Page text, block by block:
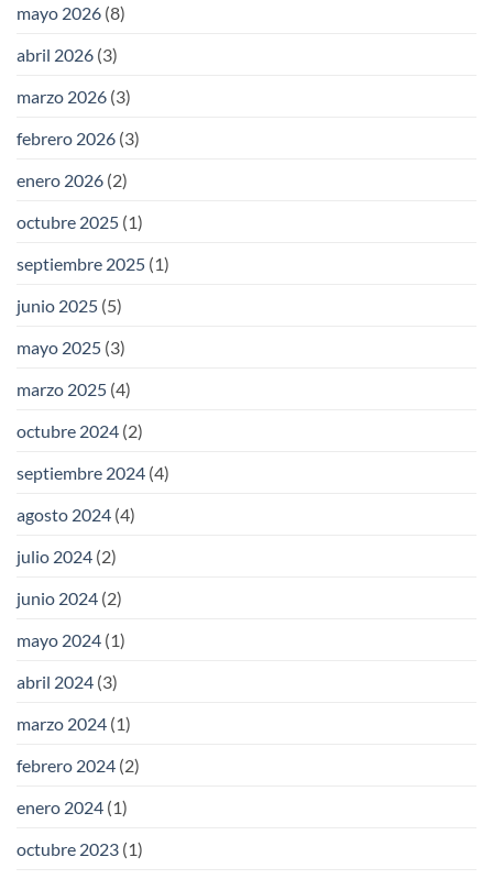
mayo 2026 (8)
abril 2026 (3)
marzo 2026 (3)
febrero 2026 (3)
enero 2026 (2)
octubre 2025 (1)
septiembre 2025 (1)
junio 2025 (5)
mayo 2025 (3)
marzo 2025 (4)
octubre 2024 (2)
septiembre 2024 (4)
agosto 2024 (4)
julio 2024 (2)
junio 2024 (2)
mayo 2024 (1)
abril 2024 (3)
marzo 2024 (1)
febrero 2024 (2)
enero 2024 (1)
octubre 2023 (1)